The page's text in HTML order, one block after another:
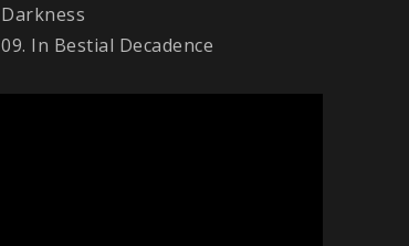
Darkness
09. In Bestial Decadence